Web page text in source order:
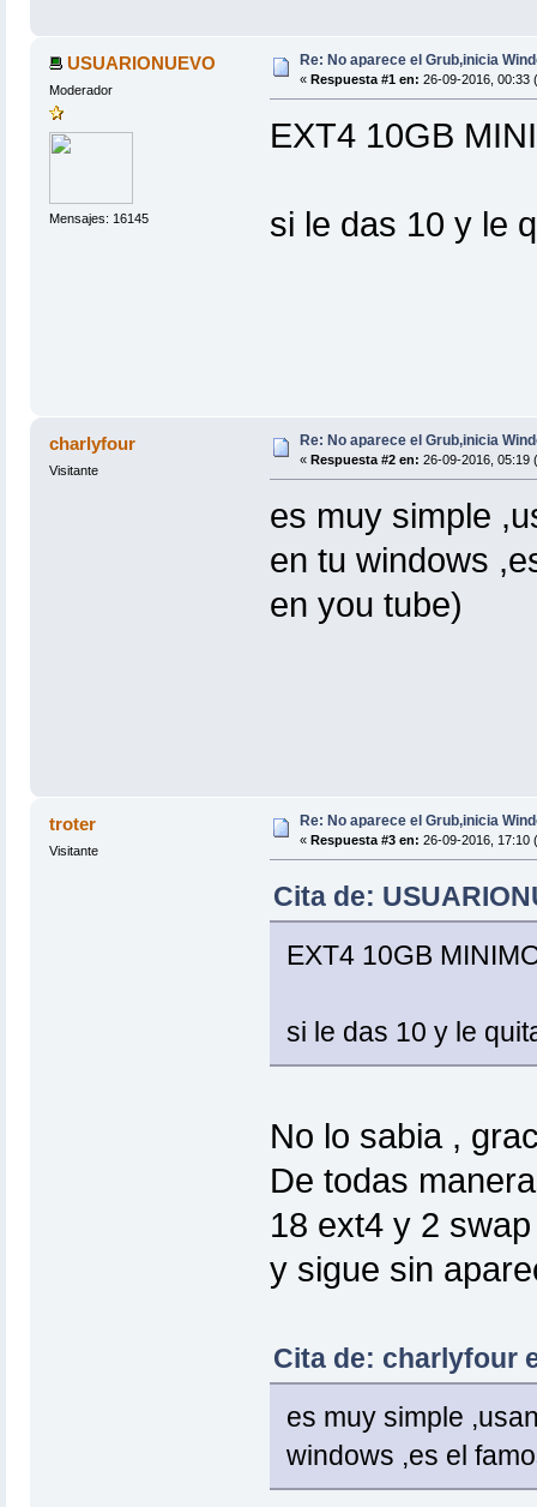
USUARIONUEVO
Moderador
Mensajes: 16145
Re: No aparece el Grub,inicia
« Respuesta #1 en: 26-09-2016, 00:33
EXT4 10GB
si le das 10 y le
charlyfour
Visitante
Re: No aparece el Grub,inicia
« Respuesta #2 en: 26-09-2016, 05:19
es muy simple
en tu windows
en you tube)
troter
Visitante
Re: No aparece el Grub,inicia
« Respuesta #3 en: 26-09-2016, 17:10
Cita de:
EXT4 10GB
si le das 10 y le
No lo sabia ,
De todas
18 ext4 y 2 swap
y sigue sin
Cita de: charlyfour
es muy simple
windows ,es el